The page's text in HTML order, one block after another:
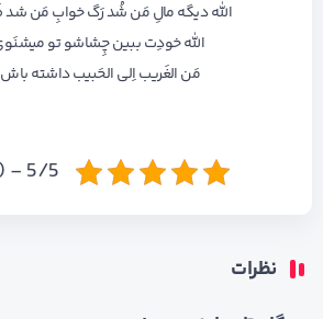
الله دیگه مالِ مَن شُد رَگ خوابِ مَن
الله خودِت ببین چِشاشو تو
مَن الغَریب اِلی الحَبیب داشته
5/5 - (1 امتیاز)
نظرات